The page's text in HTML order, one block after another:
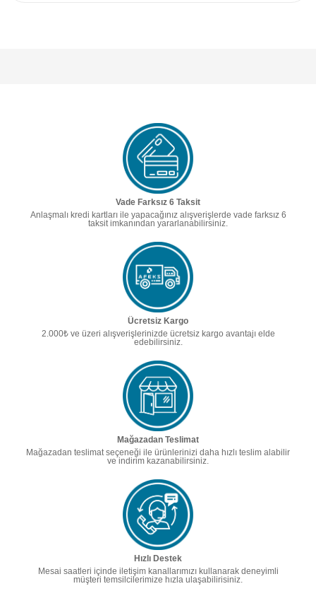
Vade Farksız 6 Taksit
Anlaşmalı kredi kartları ile yapacağınız alışverişlerde vade farksız 6
taksit imkanından yararlanabilirsiniz.
Ücretsiz Kargo
2.000₺ ve üzeri alışverişlerinizde ücretsiz kargo avantajı elde
edebilirsiniz.
Mağazadan Teslimat
Mağazadan teslimat seçeneği ile ürünlerinizi daha hızlı teslim alabilir
ve indirim kazanabilirsiniz.
Hızlı Destek
Mesai saatleri içinde iletişim kanallarımızı kullanarak deneyimli
müşteri temsilcilerimize hızla ulaşabilirisiniz.